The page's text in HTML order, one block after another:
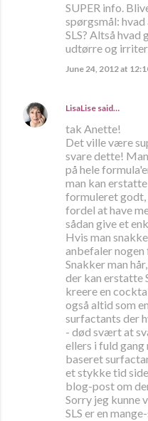
SUPER info.
spørgsmål:
SLS? Altså hvad
udtørre og
June 24, 2012 at
LisaLise said…
tak Anette!
Det ville være
svare dette!
på hele
man kan
formuleret godt,
fordel at have
sådan give et
Hvis man
anbefaler
Snakker man
der kan erstatte
kreere en
også altid som
surfactants der
- død svært at
ellers i fuld gang
baseret
et stykke tid
blog-post om
Sorry jeg kunne
SLS er en